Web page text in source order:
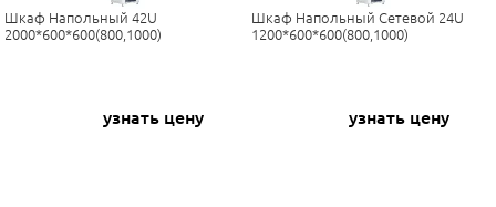
Шкаф Напольный 42U
2000*600*600(800,1000)
узнать цену
Шкаф Напольный Сетевой 24U
1200*600*600(800,1000)
узнать цену